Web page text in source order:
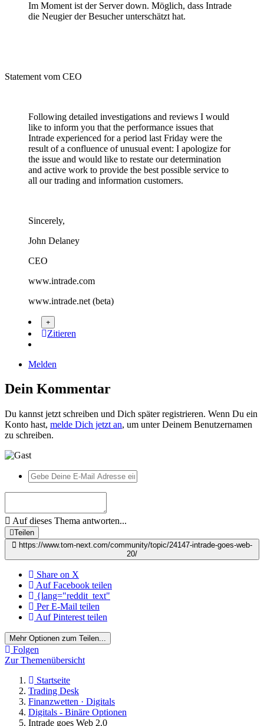
Im Moment ist der Server down. Möglich, dass Intrade
die Neugier der Besucher unterschätzt hat.
Statement vom CEO
Following detailed investigations and reviews I would
like to inform you that the performance issues that
Intrade experienced for a period last Friday were the
result of a confluence of unusual event: I apologize for
the issue and would like to restate our determination
and active work to provide the best possible service to
all our trading and information customers.
Sincerely,
John Delaney
CEO
www.intrade.com
www.intrade.net (beta)
Zitieren
Melden
Dein Kommentar
Du kannst jetzt schreiben und Dich später registrieren. Wenn Du ein
Konto hast, melde Dich jetzt an, um unter Deinem Benutzernamen
zu schreiben.
Auf dieses Thema antworten...
Teilen
https://www.tom-next.com/community/topic/24147-intrade-goes-web-
20/
Share on X
Auf Facebook teilen
{lang="reddit_text"
Per E-Mail teilen
Auf Pinterest teilen
Mehr Optionen zum Teilen...
Folgen
Zur Themenübersicht
Startseite
Trading Desk
Finanzwetten · Digitals
Digitals - Binäre Optionen
Intrade goes Web 2.0